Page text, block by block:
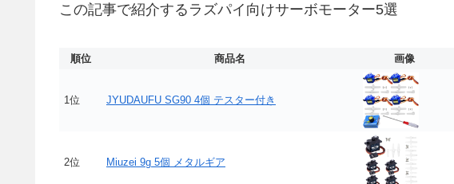
この記事で紹介するラズパイ向けサーボモーター5選
順位 商品名 画像
1位 JYUDAUFU SG90 4個 テスター付き
2位 Miuzei 9g 5個 メタルギア